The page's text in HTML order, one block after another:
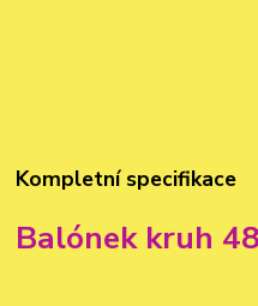
Kompletní specifikace
Balónek kruh